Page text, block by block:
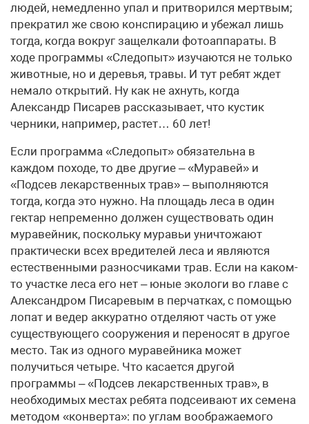
людей, немедленно упал и притворился мертвым;
прекратил же свою конспирацию и убежал лишь
тогда, когда вокруг защелкали фотоаппараты. В
ходе программы «Следопыт» изучаются не только
животные, но и деревья, травы. И тут ребят ждет
немало открытий. Ну как не ахнуть, когда
Александр Писарев рассказывает, что кустик
черники, например, растет… 60 лет!
Если программа «Следопыт» обязательна в
каждом походе, то две другие – «Муравей» и
«Подсев лекарственных трав» – выполняются
тогда, когда это нужно. На площадь леса в один
гектар непременно должен существовать один
муравейник, поскольку муравьи уничтожают
практически всех вредителей леса и являются
естественными разносчиками трав. Если на каком-
то участке леса его нет – юные экологи во главе с
Александром Писаревым в перчатках, с помощью
лопат и ведер аккуратно отделяют часть от уже
существующего сооружения и переносят в другое
место. Так из одного муравейника может
получиться четыре. Что касается другой
программы – «Подсев лекарственных трав», в
необходимых местах ребята подсеивают их семена
методом «конверта»: по углам воображаемого